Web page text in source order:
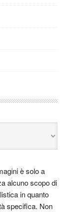
è solo a
alcuno scopo di
in quanto
specifica. Non